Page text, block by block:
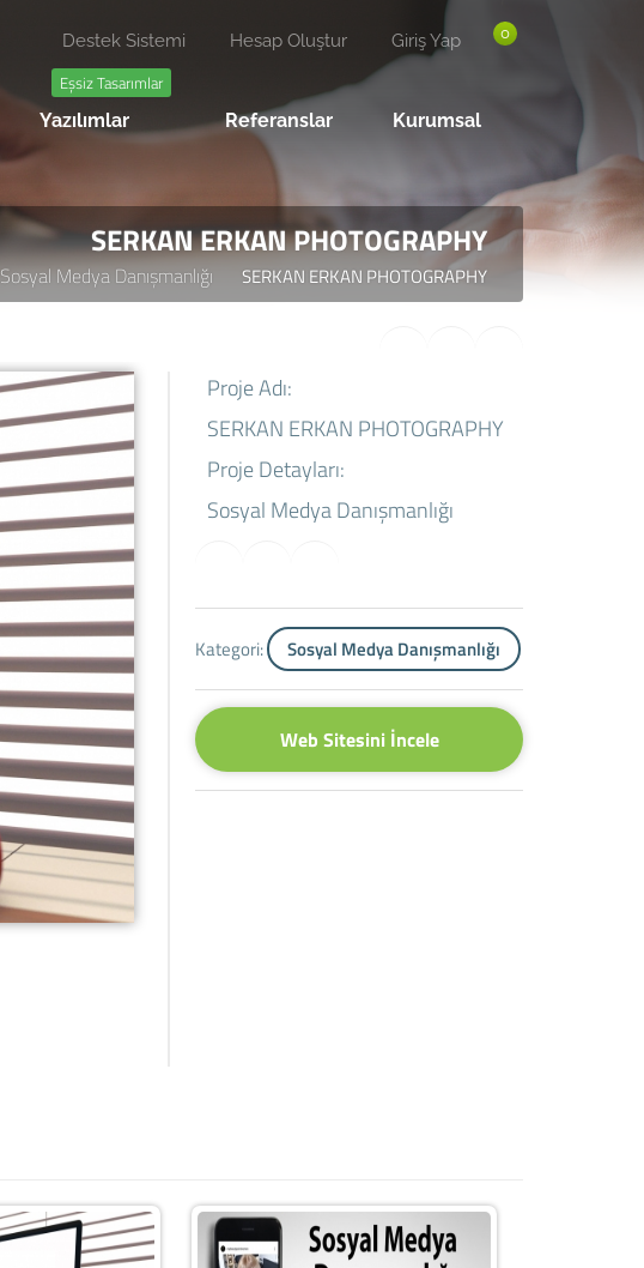
0
Giriş Yap
Hesap Oluştur
Destek Sistemi
Eşsiz Tasarımlar
Yazılımlar Referanslar Kurumsal
SERKAN ERKAN PHOTOGRAPHY
Sosyal Medya Danışmanlığı SERKAN ERKAN PHOTOGRAPHY
Proje Adı:
SERKAN ERKAN PHOTOGRAPHY
Proje Detayları:
Sosyal Medya Danışmanlığı
Kategori: Sosyal Medya Danışmanlığı
Web Sitesini İncele